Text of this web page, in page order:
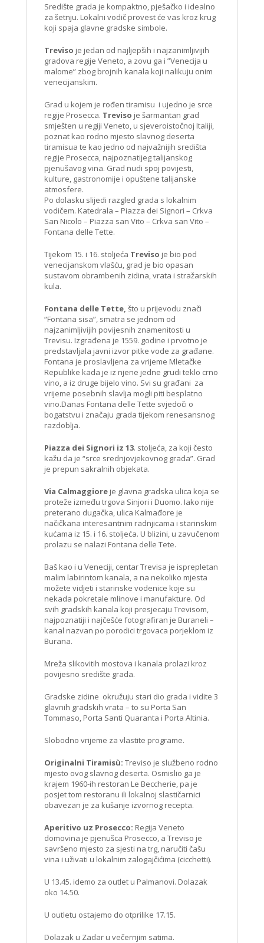
Središte grada je kompaktno, pješačko i idealno
za šetnju. Lokalni vodič provest će vas kroz krug
koji spaja glavne gradske simbole.
Treviso je jedan od najljepših i najzanimljivijih
gradova regije Veneto, a zovu ga i ”Venecija u
malome” zbog brojnih kanala koji nalikuju onim
venecijanskim.
Grad u kojem je rođen tiramisu i ujedno je srce
regije Prosecca. Treviso je šarmantan grad
smješten u regiji Veneto, u sjeveroistočnoj Italiji,
poznat kao rodno mjesto slavnog deserta
tiramisua te kao jedno od najvažnijih središta
regije Prosecca, najpoznatijeg talijanskog
pjenušavog vina. Grad nudi spoj povijesti,
kulture, gastronomije i opuštene talijanske
atmosfere.
Po dolasku slijedi razgled grada s lokalnim
vodičem. Katedrala – Piazza dei Signori – Crkva
San Nicolo – Piazza san Vito – Crkva san Vito –
Fontana delle Tette.
Tijekom 15. i 16. stoljeća Treviso je bio pod
venecijanskom vlašću, grad je bio opasan
sustavom obrambenih zidina, vrata i stražarskih
kula.
Fontana delle Tette, što u prijevodu znači
“Fontana sisa”, smatra se jednom od
najzanimljivijih povijesnih znamenitosti u
Trevisu. Izgrađena je 1559. godine i prvotno je
predstavljala javni izvor pitke vode za građane.
Fontana je proslavljena za vrijeme Mletačke
Republike kada je iz njene jedne grudi teklo crno
vino, a iz druge bijelo vino. Svi su građani za
vrijeme posebnih slavlja mogli piti besplatno
vino.Danas Fontana delle Tette svjedoči o
bogatstvu i značaju grada tijekom renesansnog
razdoblja.
Piazza dei Signori iz 13. stoljeća, za koji često
kažu da je “srce srednjovjekovnog grada”. Grad
je prepun sakralnih objekata.
Via Calmaggiore je glavna gradska ulica koja se
proteže između trgova Sinjori i Duomo. Iako nije
preterano dugačka, ulica Kalmađore je
načičkana interesantnim radnjicama i starinskim
kućama iz 15. i 16. stoljeća. U blizini, u zavučenom
prolazu se nalazi Fontana delle Tete.
Baš kao i u Veneciji, centar Trevisa je isprepletan
malim labirintom kanala, a na nekoliko mjesta
možete vidjeti i starinske vodenice koje su
nekada pokretale mlinove i manufakture. Od
svih gradskih kanala koji presjecaju Trevisom,
najpoznatiji i najčešće fotografiran je Buraneli –
kanal nazvan po porodici trgovaca porjeklom iz
Burana.
Mreža slikovitih mostova i kanala prolazi kroz
povijesno središte grada.
Gradske zidine okružuju stari dio grada i vidite 3
glavnih gradskih vrata – to su Porta San
Tommaso, Porta Santi Quaranta i Porta Altinia.
Slobodno vrijeme za vlastite programe.
Originalni Tiramisù: Treviso je službeno rodno
mjesto ovog slavnog deserta. Osmislio ga je
krajem 1960-ih restoran Le Beccherie, pa je
posjet tom restoranu ili lokalnoj slastičarnici
obavezan je za kušanje izvornog recepta.
Aperitivo uz Prosecco: Regija Veneto
domovina je pjenušca Prosecco, a Treviso je
savršeno mjesto za sjesti na trg, naručiti čašu
vina i uživati u lokalnim zalogajčićima (cicchetti).
U 13.45. idemo za outlet u Palmanovi. Dolazak
oko 14.50.
U outletu ostajemo do otprilike 17.15.
Dolazak u Zadar u večernjim satima.